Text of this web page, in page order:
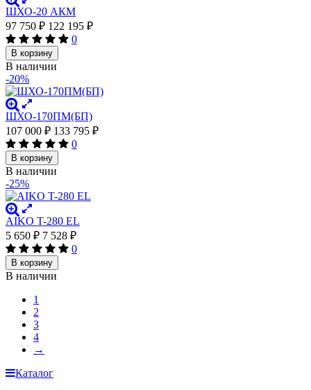
ШХО-20 АКМ
97 750 ₽ 122 195 ₽
0
В корзину
В наличии
-20%
ШХО-170ПМ(БП)
107 000 ₽ 133 795 ₽
0
В корзину
В наличии
-25%
AIKO T-280 EL
5 650 ₽ 7 528 ₽
0
В корзину
В наличии
1
2
3
4
→
Каталог